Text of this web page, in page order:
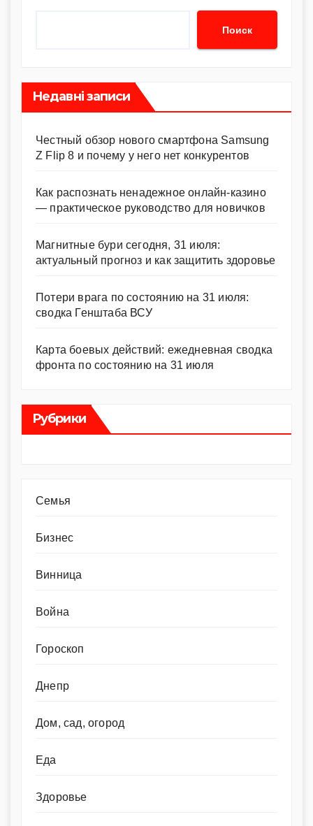
Поиск
Недавні записи
Честный обзор нового смартфона Samsung
Z Flip 8 и почему у него нет конкурентов
Как распознать ненадежное онлайн-казино
— практическое руководство для новичков
Магнитные бури сегодня, 31 июля:
актуальный прогноз и как защитить здоровье
Потери врага по состоянию на 31 июля:
сводка Генштаба ВСУ
Карта боевых действий: ежедневная сводка
фронта по состоянию на 31 июля
Рубрики
Cемья
Бизнес
Винница
Война
Гороскоп
Днепр
Дом, сад, огород
Еда
Здоровье